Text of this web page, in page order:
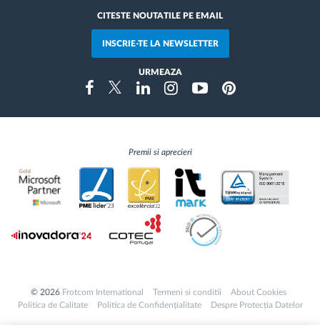
CITESTE NOUTATILE PE EMAIL
INSCRIE-TE LA NEWSLETTER
URMEAZA
FacebookTwitterLinkedinInstragramYoutubePinterest
Premii si aprecieri
© 2026 Frotcom International Termeni si conditii
About Cookies
Politica de Calitate
Politica de Confidențialitate Despre Protecția Datelor